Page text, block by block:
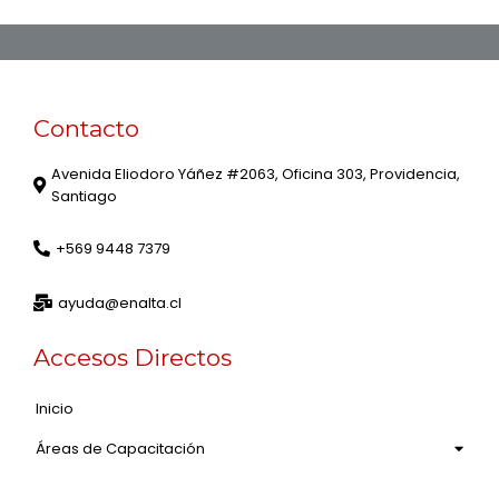
Contacto
Avenida Eliodoro Yáñez #2063, Oficina 303, Providencia,
Santiago
+569 9448 7379
ayuda@enalta.cl
Accesos Directos
Inicio
Áreas de Capacitación